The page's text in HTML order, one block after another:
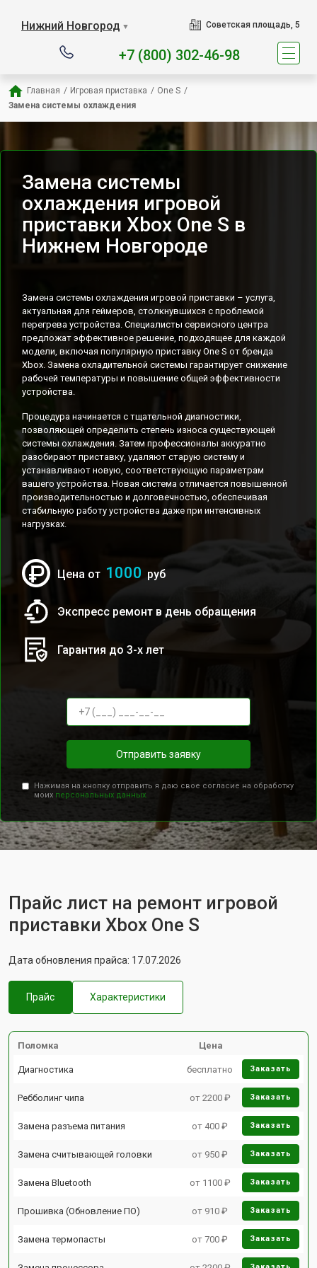
Нижний Новгород ▼ Советская площадь, 5
+7 (800) 302-46-98
Главная / Игровая приставка / One S /
Замена системы охлаждения
Замена системы
охлаждения игровой
приставки Xbox One S в
Нижнем Новгороде
Замена системы охлаждения игровой приставки – услуга,
актуальная для геймеров, столкнувшихся с проблемой
перегрева устройства. Специалисты сервисного центра
предложат эффективное решение, подходящее для каждой
модели, включая популярную приставку One S от бренда
Xbox. Замена охладительной системы гарантирует снижение
рабочей температуры и повышение общей эффективности
устройства.
Процедура начинается с тщательной диагностики,
позволяющей определить степень износа существующей
системы охлаждения. Затем профессионалы аккуратно
разобирают приставку, удаляют старую систему и
устанавливают новую, соответствующую параметрам
вашего устройства. Новая система отличается повышенной
производительностью и долговечностью, обеспечивая
стабильную работу устройства даже при интенсивных
нагрузках.
Цена от 1000 руб
Экспресс ремонт в день обращения
Гарантия до 3-х лет
Отправить заявку
Нажимая на кнопку отправить я даю свое согласие на обработку
моих персональных данных.
Прайс лист на ремонт игровой
приставки Xbox One S
Дата обновления прайса: 17.07.2026
Прайс Характеристики
Поломка Цена
Диагностика бесплатно Заказать
Ребболинг чипа от 2200 ₽ Заказать
Замена разъема питания от 400 ₽ Заказать
Замена считывающей головки от 950 ₽ Заказать
Замена Bluetooth от 1100 ₽ Заказать
Прошивка (Обновление ПО) от 910 ₽ Заказать
Замена термопасты от 700 ₽ Заказать